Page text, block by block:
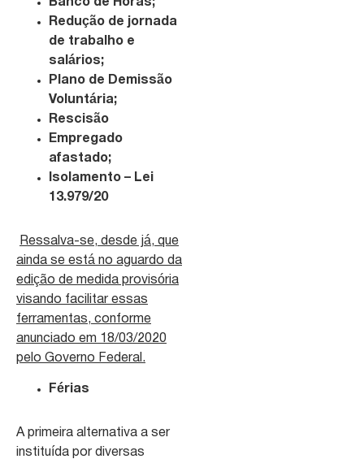
Redução de jornada
de trabalho e
salários;
Plano de Demissão
Voluntária;
Rescisão
Empregado
afastado;
Isolamento – Lei
13.979/20
Ressalva-se, desde já, que
ainda se está no aguardo da
edição de medida provisória
visando facilitar essas
ferramentas, conforme
anunciado em 18/03/2020
pelo Governo Federal.
Férias
A primeira alternativa a ser
instituída por diversas